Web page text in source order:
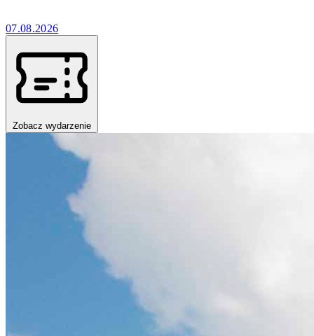
07.08.2026
Zobacz wydarzenie